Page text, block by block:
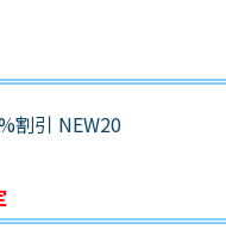
割引 NEW20